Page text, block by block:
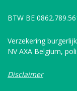
BTW BE
Verzekering
NV AXA Belgium,
Disclaimer